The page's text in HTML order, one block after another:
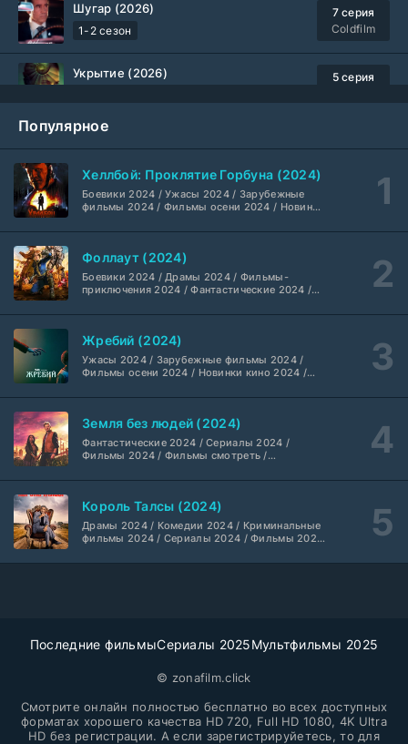
Шугар (2026)
1-2 сезон
7 серия
Coldfilm
Укрытие (2026)
5 серия
Мыс страха (2026)
Библиотекари: Следующая глава (2026)
1 сезон
20 серия
Дубляж HDrezka St.
Анна медиум (2021-2026)
1-5 сезон
Не требуется
Преступление с низким IQ (2026)
1 сезон
24 серия
Страна боев (2026)
1 сезон
Coldfilm
Рыцарь Семи Королевств (2026)
1 сезон
6 серия
Красота (2026)
Убегай! (2026)
8 серия
LE-Production
Популярное
Хеллбой: Проклятие Горбуна (2024)
Боевики 2024 / Ужасы 2024 / Зарубежные
фильмы 2024 / Фильмы осени 2024 / Новинки
2024 / Американские фильмы / Фильмы
высоким рейтингом / Интересные фильмы /
Крутые фильмы / Популярные фильмы
Фоллаут (2024)
Боевики 2024 / Драмы 2024 / Фильмы-
приключения 2024 / Фантастические 2024 /
смотреть / Сериалы в 4K UHD / Американские
Жребий (2024)
Ужасы 2024 / Зарубежные фильмы 2024 /
Фильмы осени 2024 / Новинки кино 2024 /
Американские фильмы / Фильмы смотреть /
фильмы / Крутые фильмы / Популярные
фильмы
Земля без людей (2024)
Фантастические 2024 / Сериалы 2024 /
Фильмы 2024 / Фильмы смотреть /
Король Талсы (2024)
Драмы 2024 / Комедии 2024 / Криминальные
фильмы 2024 / Сериалы 2024 / Фильмы 2024
Последние фильмыСериалы 2025Мультфильмы 2025
© zonafilm.click
Смотрите онлайн полностью бесплатно во всех доступных
форматах хорошего качества HD 720, Full HD 1080, 4K Ultra
HD без регистрации. А если зарегистрируйетесь, то для